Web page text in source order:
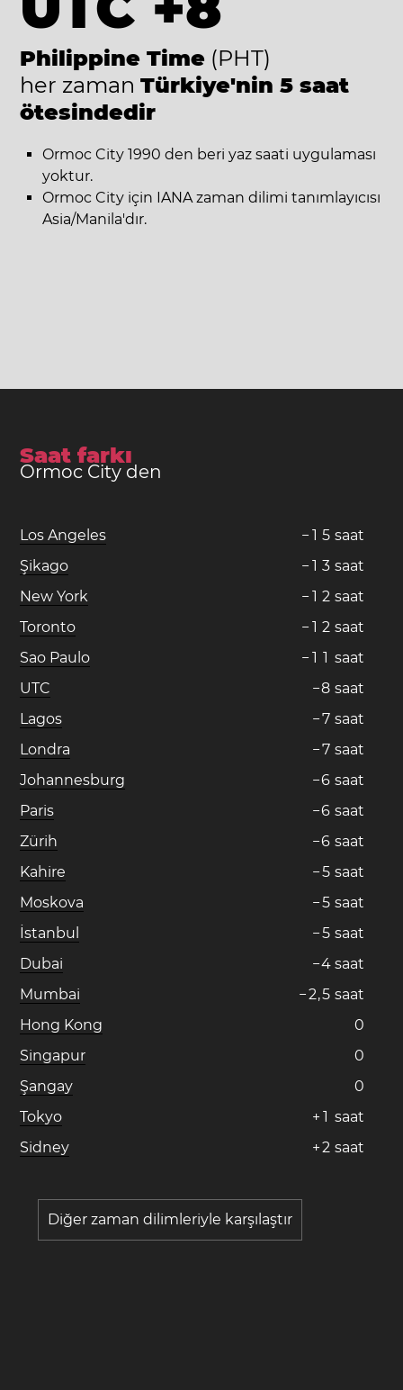
Philippine Time (PHT)
her zaman Türkiye'nin 5 saat
ötesindedir
Ormoc City 1990 den beri yaz saati uygulaması
yoktur.
Ormoc City için IANA zaman dilimi tanımlayıcısı
Asia/Manila'dır.
Saat farkı
Ormoc City den
Los Angeles − 1 5 saat
Şikago
− 1 3 saat
New York
− 1 2 saat
Toronto
− 1 2 saat
Sao Paulo
− 1 1 saat
UTC
−8 saat
Lagos
−7 saat
Londra
−7 saat
Johannesburg
−6 saat
Paris
−6 saat
Zürih
−6 saat
Kahire
−5 saat
Moskova
−5 saat
İstanbul
−5 saat
Dubai
−4 saat
Mumbai
−2,5 saat
Hong Kong
0
Singapur
0
Şangay
0
Tokyo
+ 1 saat
Sidney
+2 saat
Diğer zaman dilimleriyle karşılaştır